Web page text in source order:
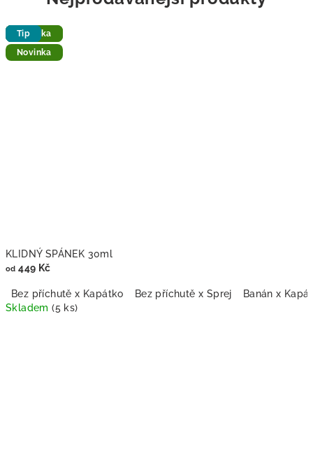
Akce
KLIDNÝ SPÁNEK 30ml
od 449 Kč
Bez příchutě x Kapátko Bez příchutě x Sprej
Banán x
Skladem(5 ks)
Novinka
Tip
Novinka
Tip
Novinka
Tip